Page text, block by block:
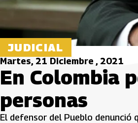
JUDICIAL
Martes, 21 Diciembre , 2021
En Colombia
personas
El defensor del Pueblo denunció